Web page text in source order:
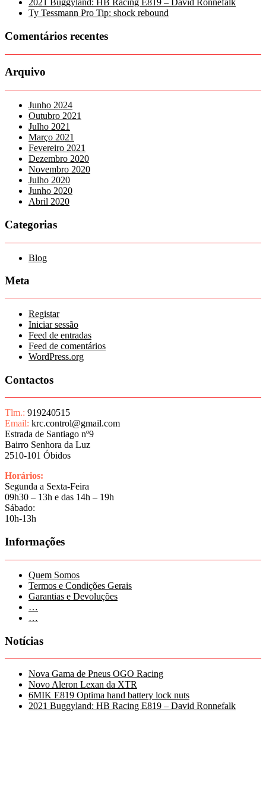
2021 Buggyland: HB Racing E819 – David Ronnefalk
Ty Tessmann Pro Tip: shock rebound
Comentários recentes
Arquivo
Junho 2024
Outubro 2021
Julho 2021
Março 2021
Fevereiro 2021
Dezembro 2020
Novembro 2020
Julho 2020
Junho 2020
Abril 2020
Categorias
Blog
Meta
Registar
Iniciar sessão
Feed de entradas
Feed de comentários
WordPress.org
Contactos
Tlm.: 919240515
Email: krc.control@gmail.com
Estrada de Santiago nº9
Bairro Senhora da Luz
2510-101 Óbidos
Horários:
Segunda a Sexta-Feira
09h30 – 13h e das 14h – 19h
Sábado:
10h-13h
Informações
Quem Somos
Termos e Condições Gerais
Garantias e Devoluções
…
…
Notícias
Nova Gama de Pneus OGO Racing
Novo Aleron Lexan da XTR
6MIK E819 Optima hand battery lock nuts
2021 Buggyland: HB Racing E819 – David Ronnefalk